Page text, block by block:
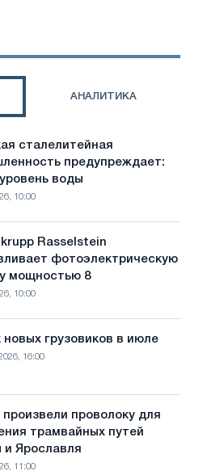
АНАЛИТИКА
сталелитейная
предупреждает:
воды
10:00
Rasselstein
фотоэлектрическую
мощностью 8
10:00
новых грузовиков в июле
16:00
проволоку для
трамвайных путей
и Ярославля
11:00